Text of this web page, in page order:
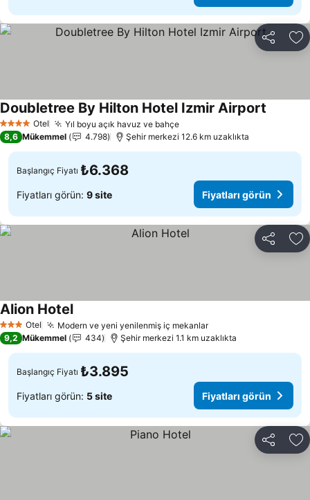
Paylaş
4 Yıldız Otel Yıl boyu açık havuz ve bahçe
Doubletree By Hilton Hotel Izmir Airport
8,6 Mükemmel 4.798 Şehir merkezi 12.6 km uzaklıkta
Başlangıç Fiyatı ₺6.368
Fiyatları görün: 9 site Fiyatları görün
Paylaş
3 YıldızOtel Modern ve yeni yenilenmiş iç mekanlar
Alion Hotel
9,2 Mükemmel 434 Şehir merkezi 1.1 km uzaklıkta
Başlangıç Fiyatı ₺3.895
Fiyatları görün: 5 site Fiyatları görün
Paylaş